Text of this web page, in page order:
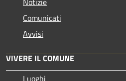
Comunicati
Avvisi
VIVERE IL COMUNE
Luoghi